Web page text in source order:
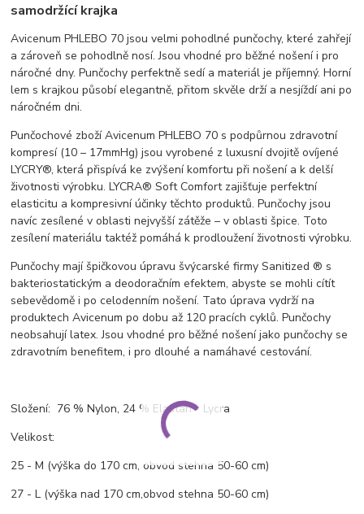
samodržící krajka
Avicenum PHLEBO 70 jsou velmi pohodlné punčochy, které zahřejí
a zároveň se pohodlně nosí. Jsou vhodné pro běžné nošení i pro
náročné dny. Punčochy perfektně sedí a materiál je příjemný. Horní
lem s krajkou působí elegantně, přitom skvěle drží a nesjíždí ani po
náročném dni.
Punčochové zboží Avicenum PHLEBO 70 s podpůrnou zdravotní
kompresí (10 – 17mmHg) jsou vyrobené z luxusní dvojitě ovíjené
LYCRY®, která přispívá ke zvýšení komfortu při nošení a k delší
životnosti výrobku. LYCRA® Soft Comfort zajišťuje perfektní
elasticitu a kompresivní účinky těchto produktů. Punčochy jsou
navíc zesílené v oblasti nejvyšší zátěže – v oblasti špice. Toto
zesílení materiálu taktéž pomáhá k prodloužení životnosti výrobku.
Punčochy mají špičkovou úpravu švýcarské firmy Sanitized ® s
bakteriostatickým a deodoračním efektem, abyste se mohli cítít
sebevědomě i po celodenním nošení. Tato úprava vydrží na
produktech Avicenum po dobu až 120 pracích cyklů. Punčochy
neobsahují latex. Jsou vhodné pro běžné nošení jako punčochy se
zdravotním benefitem, i pro dlouhé a namáhavé cestování.
Složení: 76 % Nylon, 24 % Elastan - Lycra
Velikost:
25 - M (výška do 170 cm, obvod stehna 50-60 cm)
27 - L (výška nad 170 cm,obvod stehna 50-60 cm)